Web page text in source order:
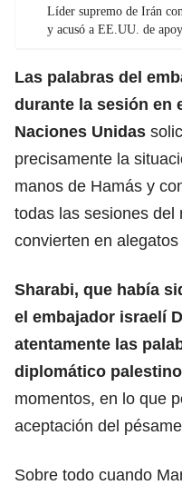
Líder supremo de Irán
y acusó a EE.UU. de
Las palabras del
durante la sesión en
Naciones Unidas
precisamente la
manos de Hamás y
todas las sesiones del
convierten en
Sharabi, que había
el embajador israelí
atentamente las
diplomático palestino
momentos, en lo que
aceptación del
Sobre todo cuando